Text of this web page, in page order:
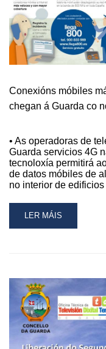
PARA
AFECTACIÓNS
NA
RECEPCIÓN
DA
SINAL
TDT
Conexións móbiles
chegan á Guarda co
• As operadoras de
Guarda servicios 4G
tecnoloxía permitirá
de datos móbiles de
no interior de
READ
MORE
MÁIS
RÁPIDAS
E
MELLOR
COBERTURA
CHEGAN
LER MÁIS